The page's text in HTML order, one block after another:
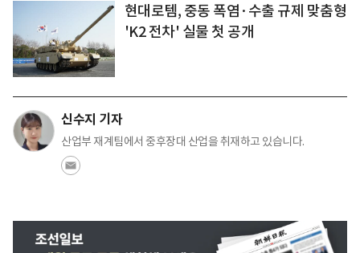
현대로템, 중동 폭염·수출 규제 맞춤형
'K2 전차' 실물 첫 공개
신수지 기자
산업부 재계팀에서 중후장대 산업을 취재하고 있습니다.